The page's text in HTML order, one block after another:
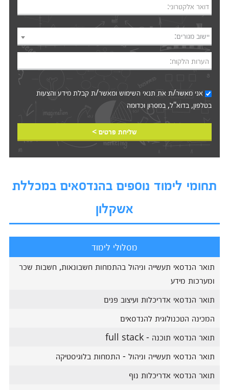
דואר אלקטרוני:
יישוב מגורים:
הערות הלקוח:
אני מאשר/ת את תנאי השימושומאשר/ת קבלת מידע והצעות
בטלפון, בדוא"ל, במסרון וכדומה‎‎
שליחת פרטים >
תחומי לימוד נוספים בהנדסאים במכללת
אשקלון
מסלולי לימוד
תואר הנדסאי תעשייה וניהול בהתמחות חשבונאות, חשבות שכר
ומערכות מידע
תואר הנדסאי אדריכלות ועיצוב פנים
המכינה הטכנולוגית להנדסאים
תואר הנדסאי תוכנה - full stack
תואר הנדסאי תעשייה וניהול - התמחות בלוגיסטיקה
תואר הנדסאי אדריכלות נוף